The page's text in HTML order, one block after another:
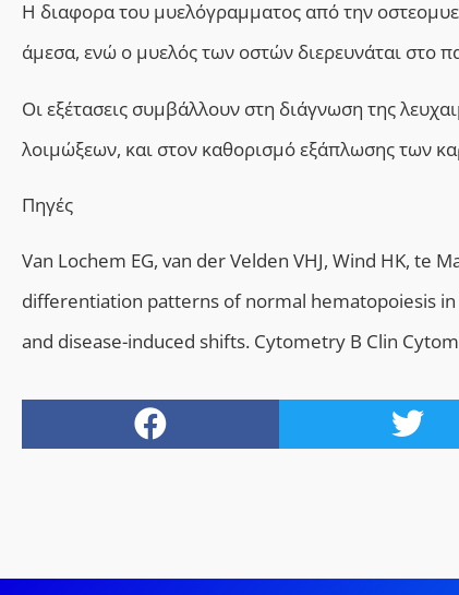
Η διαφορα του μυελόγραμματος από την
άμεσα, ενώ ο μυελός των οστών διερευνάται στο
Οι εξέτασεις συμβάλλουν στη διάγνωση της
λοιμώξεων, και στον καθορισμό εξάπλωσης των
Πηγές
Van Lochem EG, van der Velden VHJ, Wind HK, te
differentiation patterns of normal hematopoiesis
and disease-induced shifts. Cytometry B Clin